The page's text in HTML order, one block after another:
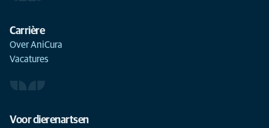
Carrière
Over AniCura
Vacatures
Voor dierenartsen